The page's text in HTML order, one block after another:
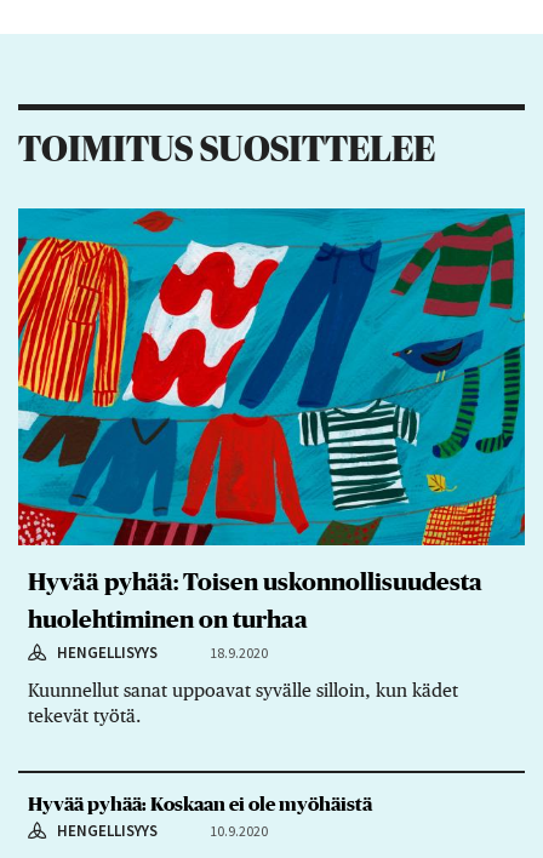
TOIMITUS SUOSITTELEE
Hyvää pyhää: Toisen uskonnollisuudesta
huolehtiminen on turhaa
HENGELLISYYS 18.9.2020
Kuunnellut sanat uppoavat syvälle silloin, kun kädet
tekevät työtä.
Hyvää pyhää: Koskaan ei ole myöhäistä
HENGELLISYYS 10.9.2020